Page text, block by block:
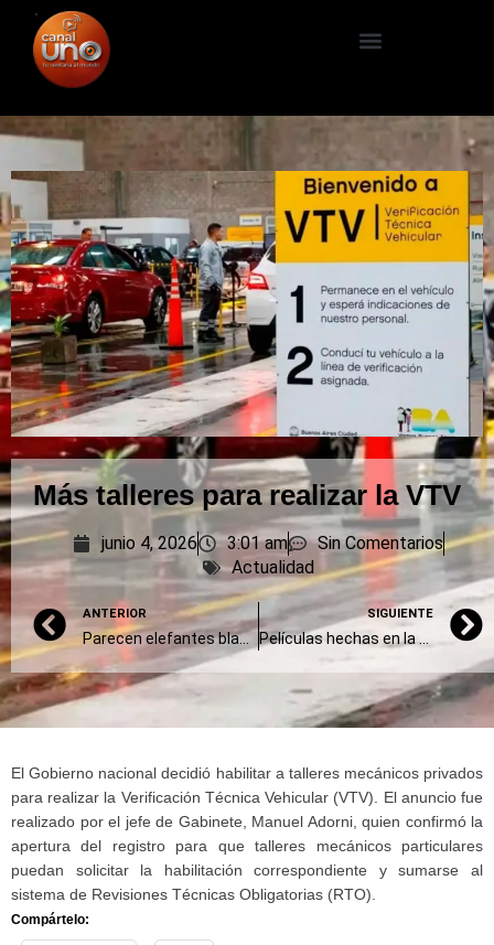
Más talleres para realizar la VTV
junio 4, 2026 3:01 am
Sin Comentarios
Actualidad
ANTERIOR
Parecen elefantes blancos
SIGUIENTE
Películas hechas en la provincia
El Gobierno nacional decidió habilitar a talleres mecánicos privados
para realizar la Verificación Técnica Vehicular (VTV). El anuncio fue
realizado por el jefe de Gabinete, Manuel Adorni, quien confirmó la
apertura del registro para que talleres mecánicos particulares
puedan solicitar la habilitación correspondiente y sumarse al
sistema de Revisiones Técnicas Obligatorias (RTO).
Compártelo: